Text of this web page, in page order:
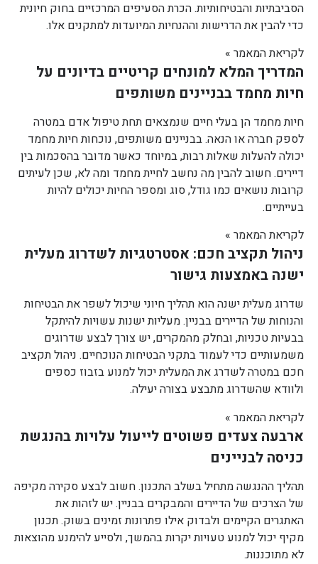
הסביבתיות והבטיחותיות. הכרת הסעיפים המרכזיים בחוק חיונית
כדי להבין את הדרישות וההנחיות המיועדות למתקנים אלו.
לקריאת המאמר »
המדריך המלא למונחים קריטיים בדיונים על
חיות מחמד בבניינים משותפים
חיות מחמד הן בעלי חיים שנמצאים תחת טיפול אדם במטרה
לספק חברה או הנאה. בבניינים משותפים, נוכחות חיות מחמד
יכולה להעלות שאלות רבות, במיוחד כאשר מדובר בהסכמות בין
דיירים. חשוב להבין מה נחשב לחיית מחמד ומה לא, שכן לעיתים
קרובות נושאים כמו גודל, סוג ומספר החיות יכולים להיות
בעייתיים.
לקריאת המאמר »
ניהול תקציב חכם: אסטרטגיות לשדרוג מעלית
ישנה באמצעות גישור
שדרוג מעלית ישנה הוא תהליך חיוני שיכול לשפר את הבטיחות
והנוחות של הדיירים בבניין. מעליות ישנות עשויות להיתקל
בבעיות טכניות, ובחלק מהמקרים, יש צורך לבצע שדרוגים
משמעותיים כדי לעמוד בתקני הבטיחות הנוכחיים. ניהול תקציב
חכם במטרה לשדרג את המעלית יכול למנוע בזבוז כספים
ולוודא שהשדרוג מתבצע בצורה יעילה.
לקריאת המאמר »
ארבעה צעדים פשוטים לייעול עלויות בהנגשת
כניסה לבניינים
תהליך ההנגשה מתחיל בשלב התכנון. חשוב לבצע סקירה מקיפה
של הצרכים של הדיירים והמבקרים בבניין. יש לזהות את
האתגרים הקיימים ולבדוק אילו פתרונות זמינים בשוק. תכנון
מקיף יכול למנוע טעויות יקרות בהמשך, ולסייע להימנע מהוצאות
לא מתוכננות.